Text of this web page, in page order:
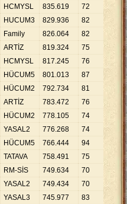
HCMYSL 835.619 72
HUCUM3 829.936 82 10
Family 826.064 82
ARTİZ 819.324 75 10
HCMYSL 817.245 76 10
HÜCUM5 801.013 87
HÜCUM2 792.734 81 9.
ARTİZ 783.472 76
HÜCUM2 778.105 74 10
YASAL2 776.268 74
HÜCUM5 766.444 94
TATAVA 758.491 75
RM-SİS 749.634 70
YASAL2 749.434 70
YASAL3 745.977 83 8